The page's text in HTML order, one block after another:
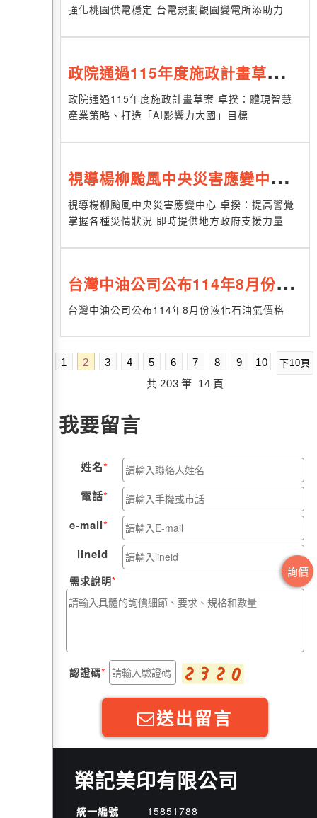
變電所添助力強化桃園供電穩定 台電規劃觀園變電所添助力
政院通過115年度施政計畫草案
卓揆：體現智慧產業策略、打造
政院通過115年度施政計畫草案 卓揆：體現智慧
產業策略、打造「AI影響力大國」目標
視導楊柳颱風中央災害應變中心
卓揆：提高警覺掌握各種災情狀況
視導楊柳颱風中央災害應變中心 卓揆：提高警覺
掌握各種災情狀況 即時提供地方政府支援力量
台灣中油公司公布114年8月份液
化石油氣價格
台灣中油公司公布114年8月份液化石油氣價格
1 2 3 4 5 6 7 8 9 10 下10頁
共 203 筆 14 頁
我要留言
需求說明
認證碼
姓名
電話
e-mail
lineid
送出留言
榮記美印有限公司
統一編號 15851788
詢價